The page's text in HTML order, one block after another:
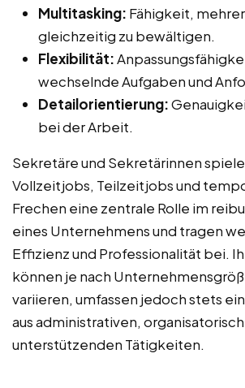
Multitasking: Fähigkeit,
gleichzeitig zu bewältigen.
Flexibilität:
wechselnde Aufgaben und
Detailorientierung:
bei der Arbeit.
Sekretäre und Sekretärinnen
Vollzeitjobs, Teilzeitjobs und
Frechen eine zentrale Rolle im
eines Unternehmens und tragen
Effizienz und Professionalität bei.
können je nach
variieren, umfassen jedoch stets
aus administrativen,
unterstützenden Tätigkeiten.